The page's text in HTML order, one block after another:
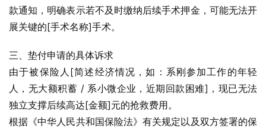
款通知，明确表示若不及时缴纳后续手术押金，可能无法开
展关键的[手术名称]手术。
三、垫付申请的具体诉求
由于被保险人[简述经济情况，如：系刚参加工作的年轻
人，无大额积蓄 / 系小微企业，近期回款困难]，现已无法
独立支撑后续高达[金额]元的抢救费用。
根据《中华人民共和国保险法》有关规定以及双方签署的保